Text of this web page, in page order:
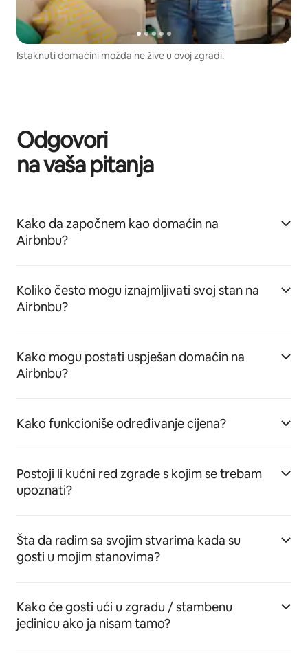
Istaknuti domaćini možda ne žive u ovoj zgradi.
Odgovori
na vaša pitanja
Kako da započnem kao domaćin na
Airbnbu?
Koliko često mogu iznajmljivati svoj stan na
Airbnbu?
Kako mogu postati uspješan domaćin na
Airbnbu?
Kako funkcioniše određivanje cijena?
Postoji li kućni red zgrade s kojim se trebam
upoznati?
Šta da radim sa svojim stvarima kada su
gosti u mojim stanovima?
Kako će gosti ući u zgradu / stambenu
jedinicu ako ja nisam tamo?